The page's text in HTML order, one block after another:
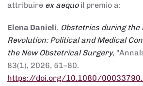
attribuire ex aequoil premio a:
Elena Danieli, Obstetrics during the
Revolution: Political and Medical
the New Obstetrical Surgery,
83(1), 2026, 51–80.
https://doi.org/10.1080/